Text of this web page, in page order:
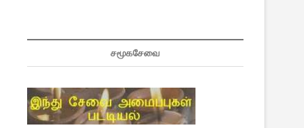
சமூகசேவை